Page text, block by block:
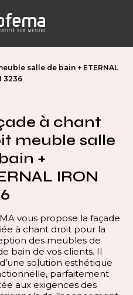
salle de bain + ETERNAL
3236
à chant
meuble salle
+
IRON
vous propose la façade
à chant droit pour la
des meubles de
bain de vos clients. Il
d’une solution esthétique
parfaitement
aux exigences des